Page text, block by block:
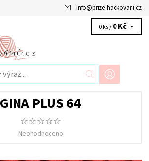
info@prize-hackovani.cz
0 ks / 0 Kč
GINA PLUS 64
Neohodnoceno